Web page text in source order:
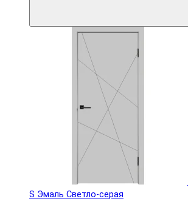
S Эмаль Светло-серая